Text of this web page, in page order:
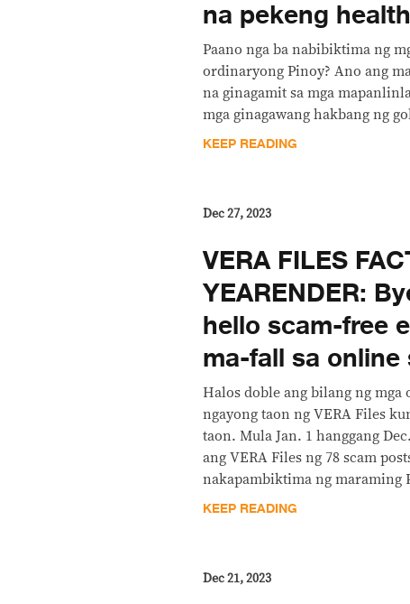
na pekeng
Paano nga ba nabibiktima ng
ordinaryong Pinoy? Ano ang
na ginagamit sa mga
mga ginagawang hakbang ng
KEEP READING
Dec 27, 2023
VERA FILES
YEARENDER:
hello scam-free
ma-fall sa online
Halos doble ang bilang ng
ngayong taon ng VERA Files
taon. Mula Jan. 1 hanggang
ang VERA Files ng 78 scam
nakapambiktima ng maraming
KEEP READING
Dec 21, 2023